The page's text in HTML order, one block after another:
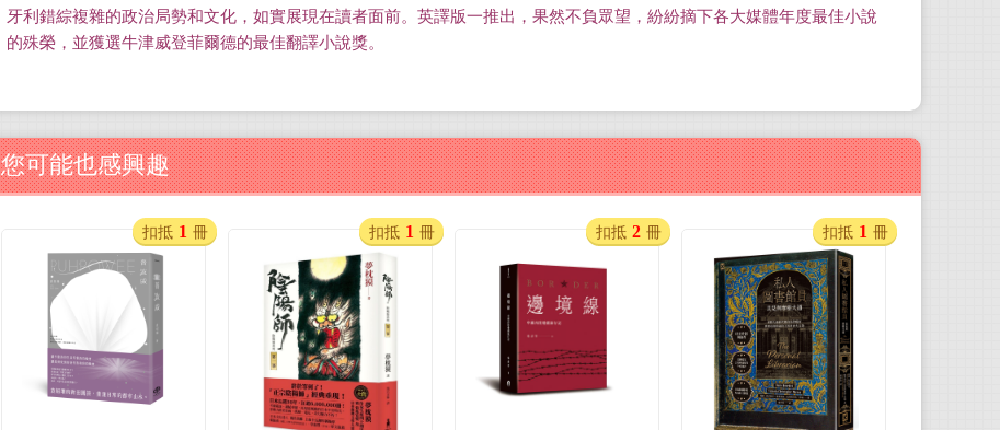
牙利錯綜複雜的政治局勢和文化，如實展現在讀者面前。英譯版一推出，果然不負眾望，紛紛摘下各大媒體年度最佳小說
的殊榮，並獲選牛津威登菲爾德的最佳翻譯小說獎。
您可能也感興趣
扣抵 1 冊 扣抵 1 冊 扣抵 2 冊 扣抵 1 冊